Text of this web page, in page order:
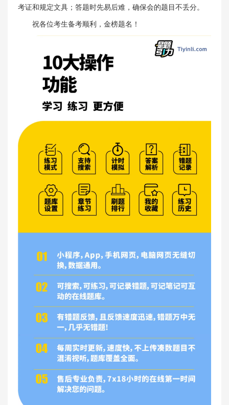
考证和规定文具；答题时先易后难，确保会的题目不丢分。
祝各位考生备考顺利，金榜题名！